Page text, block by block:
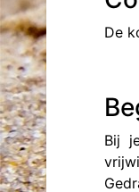
De
Bij